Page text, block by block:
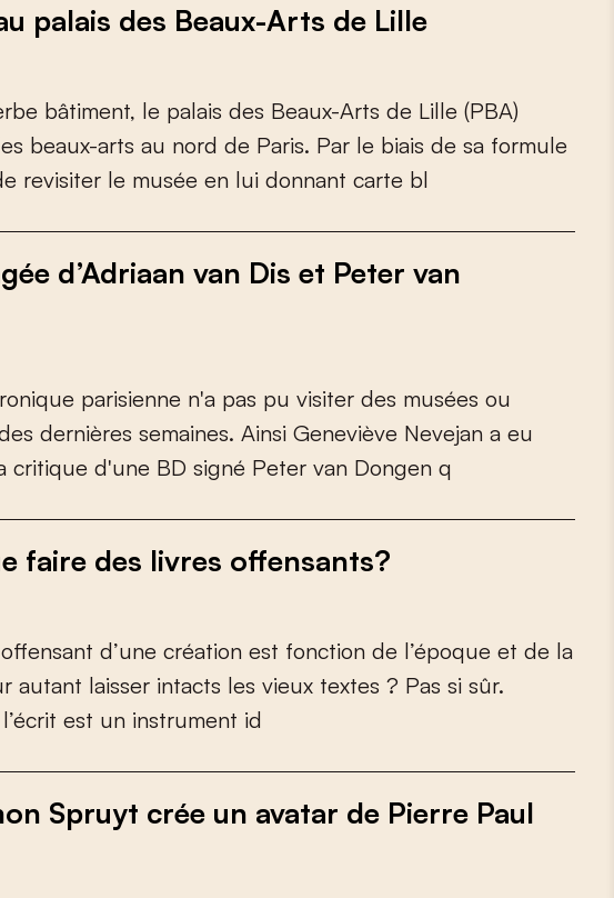
palais des Beaux-Arts de Lille
rbe bâtiment, le palais des Beaux-Arts de Lille (PBA)
es beaux-arts au nord de Paris. Par le biais de sa formule
e revisiter le musée en lui donnant carte bl
d’Adriaan van Dis et Peter van
onique parisienne n'a pas pu visiter des musées ou
es dernières semaines. Ainsi Geneviève Nevejan a eu
critique d'une BD signé Peter van Dongen q
faire des livres offensants?
ofensant d’une création est fonction de l’époque et de la
r autant laisser intacts les vieux textes ? Pas si sûr.
l’écrit est un instrument id
Spruyt crée un avatar de Pierre Paul